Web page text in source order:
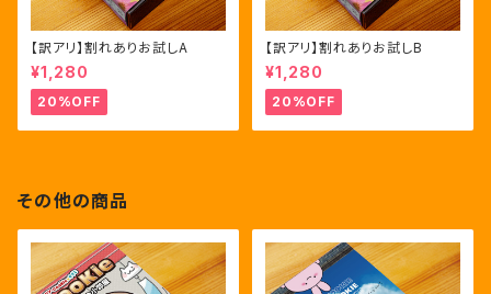
【訳アリ】割れありお試しA
¥1,280
20%OFF
【訳アリ】割れありお試しB
¥1,280
20%OFF
その他の商品